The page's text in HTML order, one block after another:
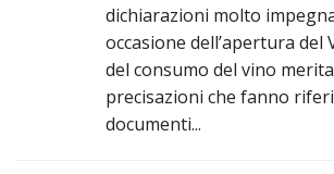
dichiarazioni molto
occasione dell’apertura del
del consumo del vino
precisazioni che fanno
documenti...